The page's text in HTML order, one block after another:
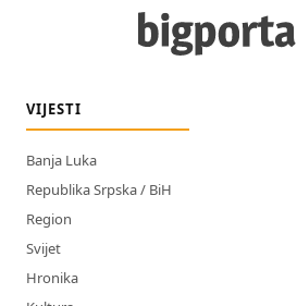
VIJESTI
Banja Luka
Republika Srpska / BiH
Region
Svijet
Hronika